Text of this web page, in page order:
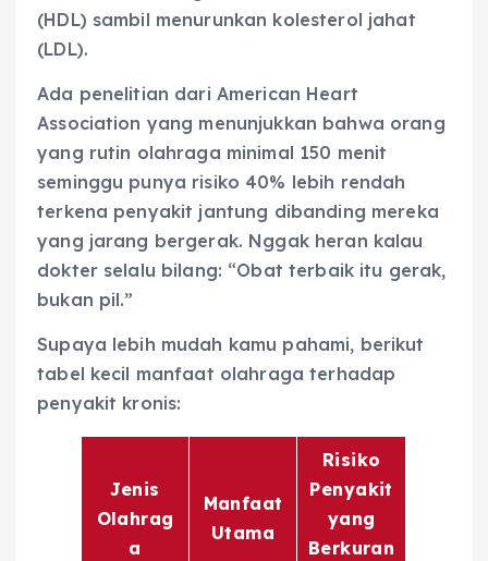
(HDL) sambil menurunkan kolesterol jahat
(LDL).
Ada penelitian dari American Heart
Association yang menunjukkan bahwa orang
yang rutin olahraga minimal 150 menit
seminggu punya risiko 40% lebih rendah
terkena penyakit jantung dibanding mereka
yang jarang bergerak. Nggak heran kalau
dokter selalu bilang: “Obat terbaik itu gerak,
bukan pil.”
Supaya lebih mudah kamu pahami, berikut
tabel kecil manfaat olahraga terhadap
penyakit kronis:
Jenis
Olahrag
a
Manfaat
Utama
Risiko
Penyakit
yang
Berkuran